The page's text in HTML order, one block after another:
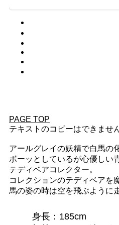
PAGE TOP
テキストのコピーはできません
アールグレイの妖精で白馬の
ボーッとしているが心優しい
テディベアコレクター。
コレクションのテディベアを
馬の姿の時は空を飛ぶように
身長：185cm